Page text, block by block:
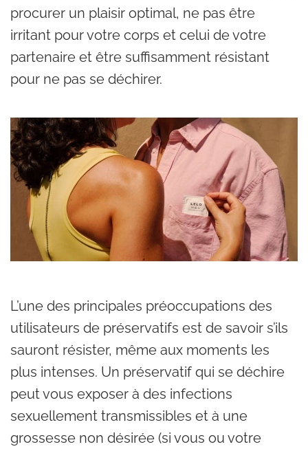
procurer un plaisir optimal, ne pas être
irritant pour votre corps et celui de votre
partenaire et être suffisamment résistant
pour ne pas se déchirer.
L’une des principales préoccupations des
utilisateurs de préservatifs est de savoir s’ils
sauront résister, même aux moments les
plus intenses. Un préservatif qui se déchire
peut vous exposer à des infections
sexuellement transmissibles et à une
grossesse non désirée (si vous ou votre